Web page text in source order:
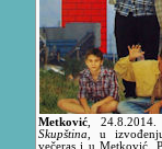
Metković ,
Skupština , u
večeras i u Metković.